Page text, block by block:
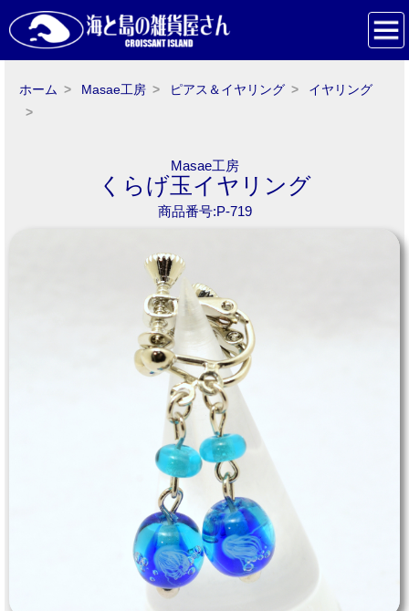
ホーム Masae工房 ピアス＆イヤリング イヤリング
Masae工房
くらげ玉イヤリング
商品番号:P-719